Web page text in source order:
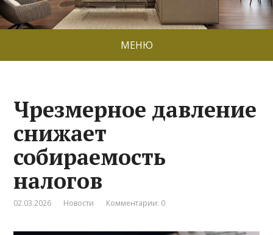
МЕНЮ
Чрезмерное давление
снижает
собираемость
налогов
02.03.2026 Новости Комментарии: 0